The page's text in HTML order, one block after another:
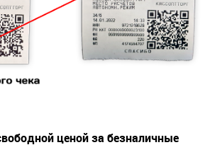
ценой за безналичные